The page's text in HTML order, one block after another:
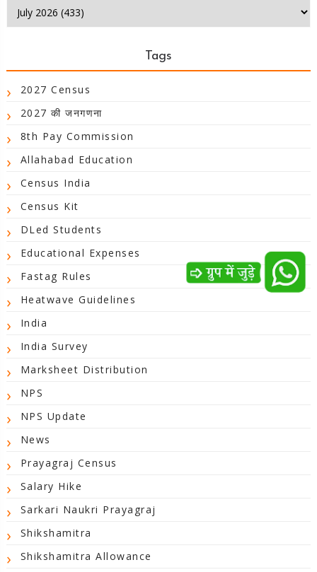
Tags
2027 Census
2027 की जनगणना
8th Pay Commission
Allahabad Education
Census India
Census Kit
DLed Students
Educational Expenses
Fastag Rules
Heatwave Guidelines
India
India Survey
Marksheet Distribution
NPS
NPS Update
News
Prayagraj Census
Salary Hike
Sarkari Naukri Prayagraj
Shikshamitra
Shikshamitra Allowance